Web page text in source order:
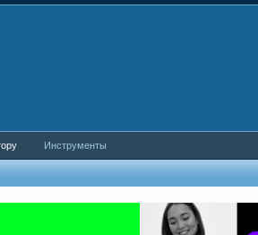
Инструменты